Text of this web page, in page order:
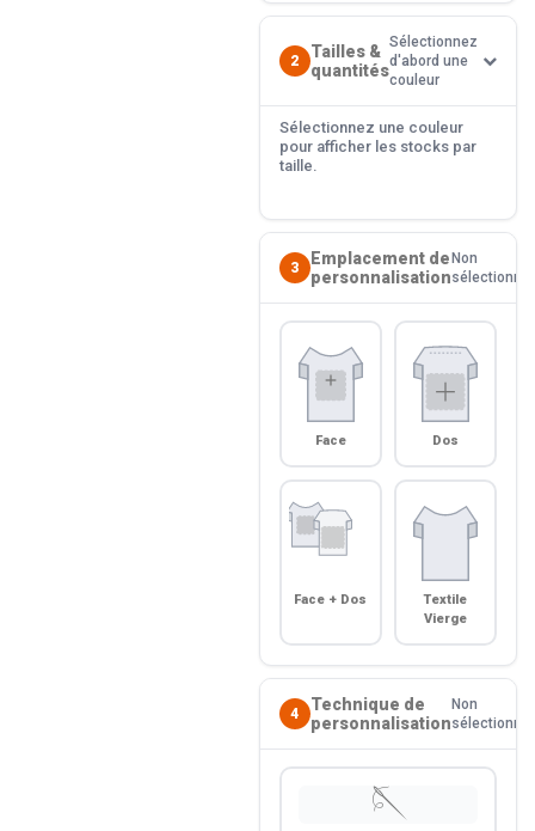
2
Tailles &
quantités
Sélectionnez
d'abord une
couleur
Sélectionnez une couleur
pour afficher les stocks par
taille.
3
Emplacement de
personnalisation
Non
sélectionné
Face Dos
Face + Dos
Textile
Vierge
4
Technique de
personnalisation
Non
sélectionné
🪡